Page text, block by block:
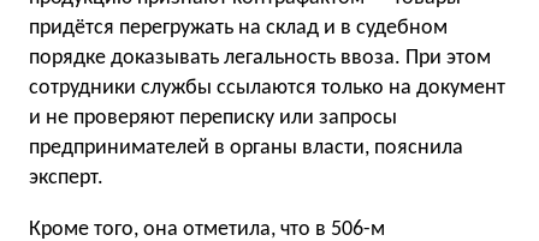
придётся перегружать на склад и в судебном
порядке доказывать легальность ввоза. При этом
сотрудники службы ссылаются только на документ
и не проверяют переписку или запросы
предпринимателей в органы власти, пояснила
эксперт.
Кроме того, она отметила, что в 506-м